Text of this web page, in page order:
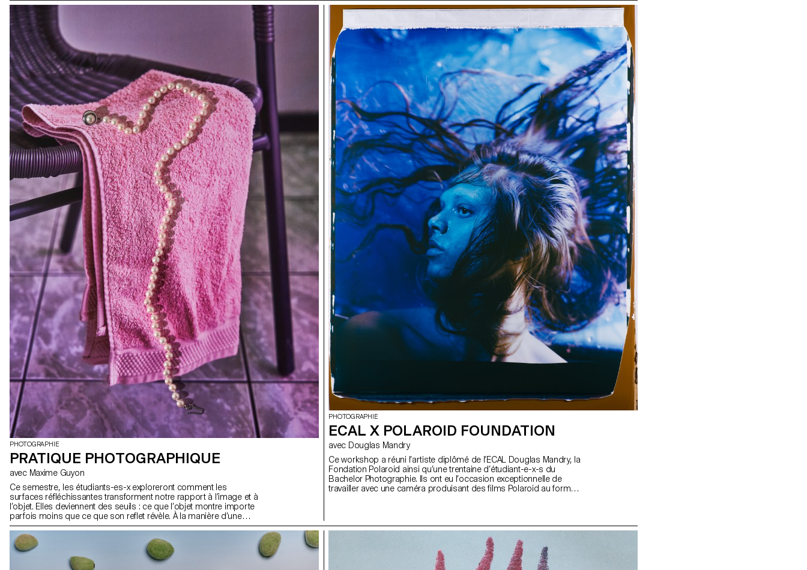
PHOTOGRAPHIE
PRATIQUE PHOTOGRAPHIQUE
avec Maxime Guyon
Ce semestre, les étudiants-es-x exploreront comment les
surfaces réfléchissantes transforment notre rapport à l’image et à
l’objet. Elles deviennent des seuils : ce que l’objet montre importe
parfois moins que ce que son reflet révèle. À la manière d’une
matière photosensible, elles captent et rejouent le monde, jusqu’à
incarner une aseptisation technologique et consumériste. Objets-
miroirs, elles perturbent la perception : simulacres, elles
distordent, dédoublent, multiplient ou se dérobent comme un
trompe-l’oeil. Elles interrogent le hors-cadre, montrent ce que
PHOTOGRAPHIE
ECAL X POLAROID FOUNDATION
avec Douglas Mandry
Ce workshop a réuni l’artiste diplômé de l’ECAL Douglas Mandry, la
Fondation Polaroid ainsi qu’une trentaine d’étudiant-e-x-s du
Bachelor Photographie. Ils ont eu l’occasion exceptionnelle de
travailler avec une caméra produisant des films Polaroid au format
étudiants à l’utilisation de cet appareil unique. Douglas Mandry a
assuré la direction artistique du projet et a accompagné les
étudiant-e-x-s dans leurs expérimentations réalisées directement
avec et sur les films. Le résultat final a été présenté sous la forme
d’une exposition collective dans les locaux de l’ECAL, dévoilant une